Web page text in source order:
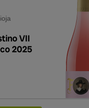
VII
2025